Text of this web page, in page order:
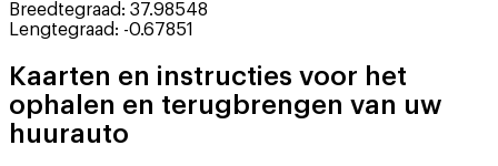
Breedtegraad: 37.98548
Lengtegraad: -0.67851
Kaarten en instructies voor het
ophalen en terugbrengen van uw
huurauto